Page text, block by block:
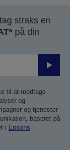
straks en
på din
Send
til at modtage
og
og tjenester
baseret på
i Epsons